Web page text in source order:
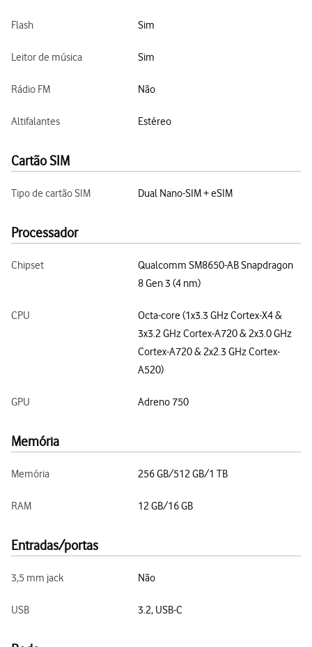
Flash Sim
Leitor de música Sim
Rádio FM Não
Altifalantes Estéreo
Cartão SIM
Tipo de cartão SIM Dual Nano-SIM + eSIM
Processador
Chipset
Qualcomm SM8650-AB Snapdragon
8 Gen 3 (4 nm)
CPU
Octa-core (1x3.3 GHz Cortex-X4 &
3x3.2 GHz Cortex-A720 & 2x3.0 GHz
Cortex-A720 & 2x2.3 GHz Cortex-
A520)
GPU Adreno 750
Memória
Memória 256 GB/512 GB/1 TB
RAM 12 GB/16 GB
Entradas/portas
3,5 mm jack Não
USB 3.2, USB-C